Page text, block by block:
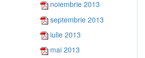
noiembrie 2013
septembrie 2013
iulie 2013
mai 2013